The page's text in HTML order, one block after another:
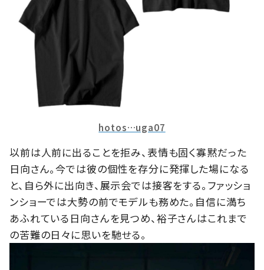
hotos…uga07
以前は人前に出ることを拒み、表情も固く寡黙だった
日向さん。今では彼の個性を存分に発揮した場になる
と、自ら外に出向き、展示会では接客をする。ファッショ
ンショーでは大勢の前でモデルも務めた。自信に満ち
あふれている日向さんを見つめ、裕子さんはこれまで
の苦難の日々に思いを馳せる。